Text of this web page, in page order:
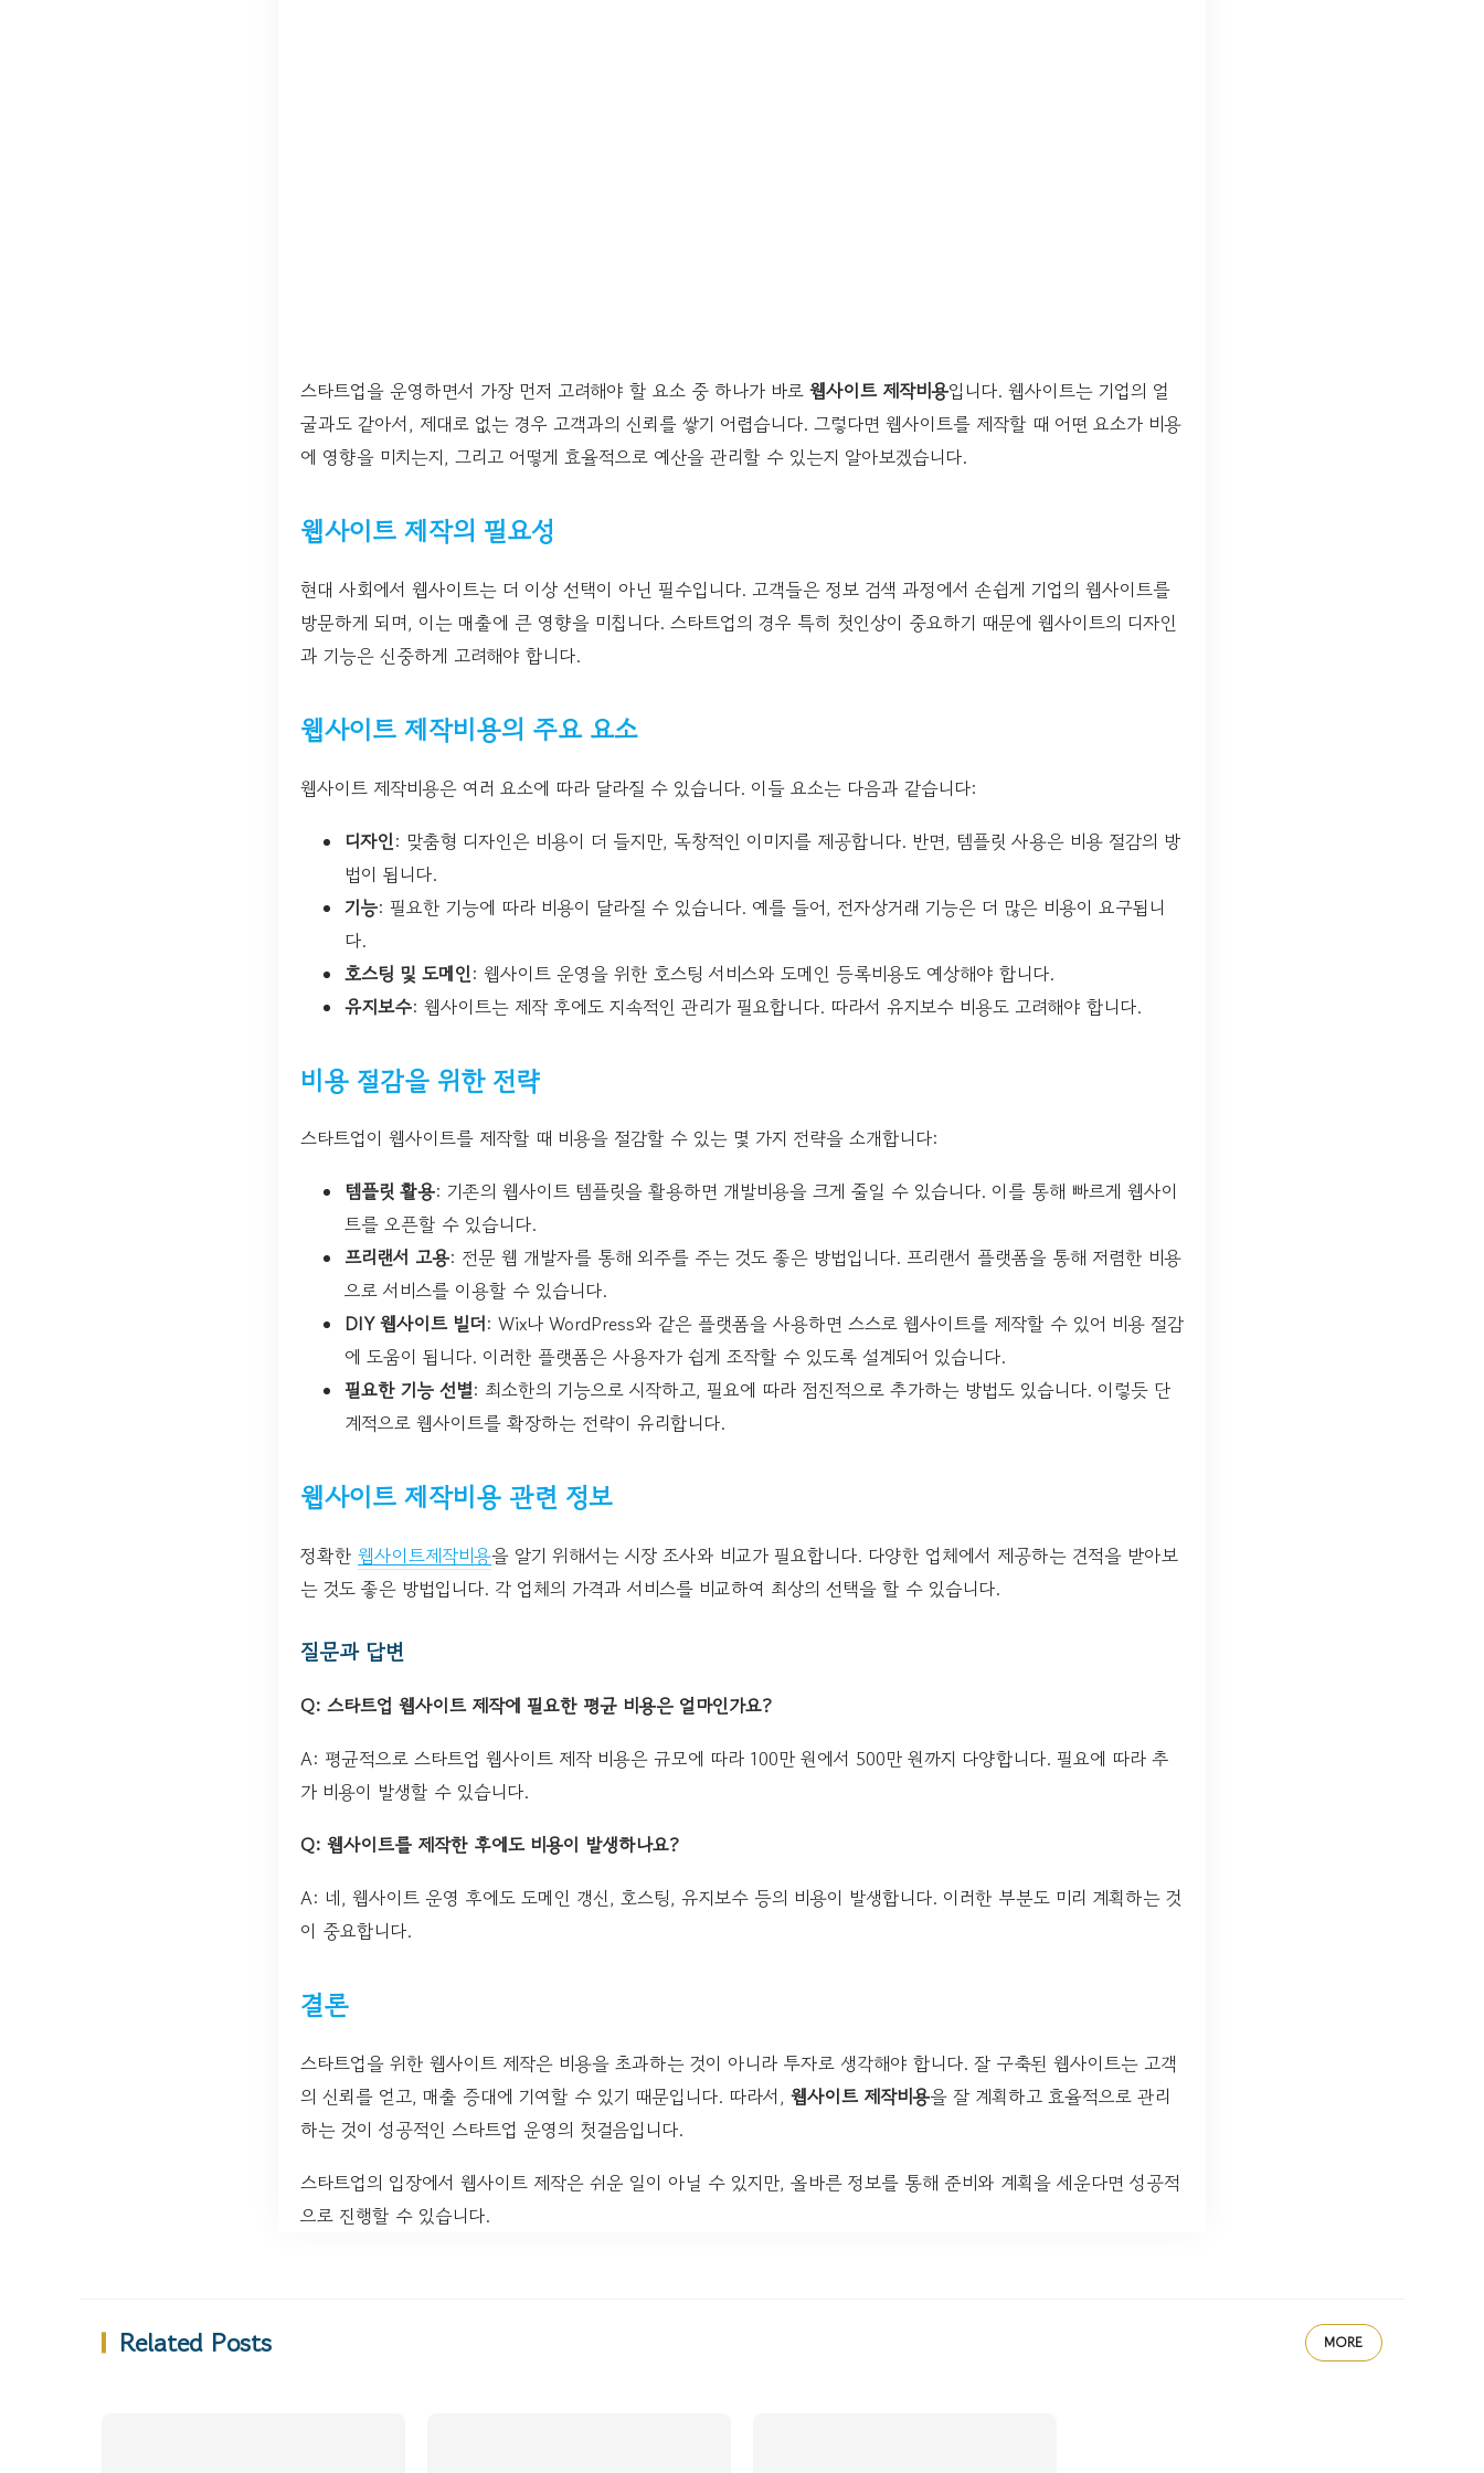
스타트업을 운영하면서 가장 먼저 고려해야 할 요소 중 하나가 바로 웹사이트 제작비용입니다. 웹사이트는 기업의 얼
굴과도 같아서, 제대로 없는 경우 고객과의 신뢰를 쌓기 어렵습니다. 그렇다면 웹사이트를 제작할 때 어떤 요소가 비용
에 영향을 미치는지, 그리고 어떻게 효율적으로 예산을 관리할 수 있는지 알아보겠습니다.
웹사이트 제작의 필요성
현대 사회에서 웹사이트는 더 이상 선택이 아닌 필수입니다. 고객들은 정보 검색 과정에서 손쉽게 기업의 웹사이트를
방문하게 되며, 이는 매출에 큰 영향을 미칩니다. 스타트업의 경우 특히 첫인상이 중요하기 때문에 웹사이트의 디자인
과 기능은 신중하게 고려해야 합니다.
웹사이트 제작비용의 주요 요소
웹사이트 제작비용은 여러 요소에 따라 달라질 수 있습니다. 이들 요소는 다음과 같습니다:
디자인: 맞춤형 디자인은 비용이 더 들지만, 독창적인 이미지를 제공합니다. 반면, 템플릿 사용은 비용 절감의 방
법이 됩니다.
기능: 필요한 기능에 따라 비용이 달라질 수 있습니다. 예를 들어, 전자상거래 기능은 더 많은 비용이 요구됩니
다.
호스팅 및 도메인: 웹사이트 운영을 위한 호스팅 서비스와 도메인 등록비용도 예상해야 합니다.
유지보수: 웹사이트는 제작 후에도 지속적인 관리가 필요합니다. 따라서 유지보수 비용도 고려해야 합니다.
비용 절감을 위한 전략
스타트업이 웹사이트를 제작할 때 비용을 절감할 수 있는 몇 가지 전략을 소개합니다:
템플릿 활용: 기존의 웹사이트 템플릿을 활용하면 개발비용을 크게 줄일 수 있습니다. 이를 통해 빠르게 웹사이
트를 오픈할 수 있습니다.
프리랜서 고용: 전문 웹 개발자를 통해 외주를 주는 것도 좋은 방법입니다. 프리랜서 플랫폼을 통해 저렴한 비용
으로 서비스를 이용할 수 있습니다.
DIY 웹사이트 빌더: Wix나 WordPress와 같은 플랫폼을 사용하면 스스로 웹사이트를 제작할 수 있어 비용 절감
에 도움이 됩니다. 이러한 플랫폼은 사용자가 쉽게 조작할 수 있도록 설계되어 있습니다.
필요한 기능 선별: 최소한의 기능으로 시작하고, 필요에 따라 점진적으로 추가하는 방법도 있습니다. 이렇듯 단
계적으로 웹사이트를 확장하는 전략이 유리합니다.
웹사이트 제작비용 관련 정보
정확한 웹사이트제작비용을 알기 위해서는 시장 조사와 비교가 필요합니다. 다양한 업체에서 제공하는 견적을 받아보
는 것도 좋은 방법입니다. 각 업체의 가격과 서비스를 비교하여 최상의 선택을 할 수 있습니다.
질문과 답변
Q: 스타트업 웹사이트 제작에 필요한 평균 비용은 얼마인가요?
A: 평균적으로 스타트업 웹사이트 제작 비용은 규모에 따라 100만 원에서 500만 원까지 다양합니다. 필요에 따라 추
가 비용이 발생할 수 있습니다.
Q: 웹사이트를 제작한 후에도 비용이 발생하나요?
A: 네, 웹사이트 운영 후에도 도메인 갱신, 호스팅, 유지보수 등의 비용이 발생합니다. 이러한 부분도 미리 계획하는 것
이 중요합니다.
결론
스타트업을 위한 웹사이트 제작은 비용을 초과하는 것이 아니라 투자로 생각해야 합니다. 잘 구축된 웹사이트는 고객
의 신뢰를 얻고, 매출 증대에 기여할 수 있기 때문입니다. 따라서, 웹사이트 제작비용을 잘 계획하고 효율적으로 관리
하는 것이 성공적인 스타트업 운영의 첫걸음입니다.
스타트업의 입장에서 웹사이트 제작은 쉬운 일이 아닐 수 있지만, 올바른 정보를 통해 준비와 계획을 세운다면 성공적
으로 진행할 수 있습니다.
Related Posts MORE